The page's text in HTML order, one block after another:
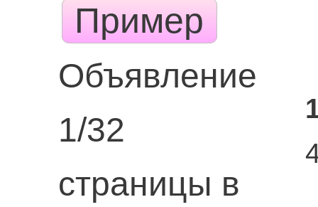
Пример
Объявление
1/32
страницы в